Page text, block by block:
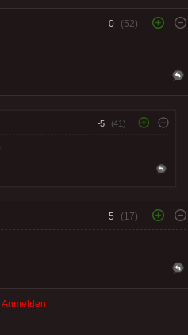
0 (52)
-5 (41)
+5 (17)
Anmelden